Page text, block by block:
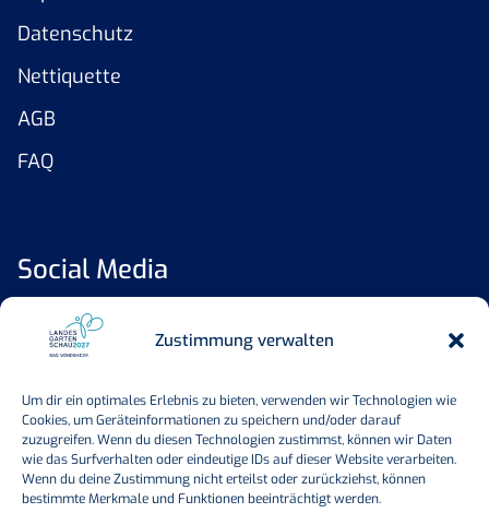
Zustimmung verwalten
Um dir ein optimales Erlebnis zu bieten, verwenden wir Technologien wie
Cookies, um Geräteinformationen zu speichern und/oder darauf
zuzugreifen. Wenn du diesen Technologien zustimmst, können wir Daten
wie das Surfverhalten oder eindeutige IDs auf dieser Website verarbeiten.
Wenn du deine Zustimmung nicht erteilst oder zurückziehst, können
bestimmte Merkmale und Funktionen beeinträchtigt werden.
Datenschutz
Nettiquette
AGB
FAQ
Social Media